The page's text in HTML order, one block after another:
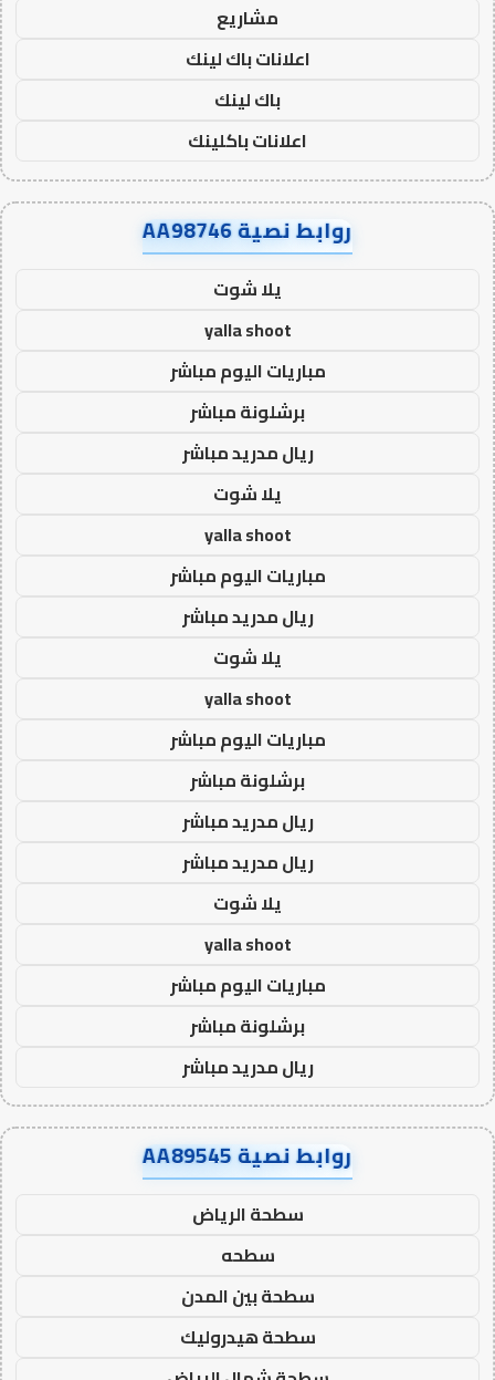
مشاريع
اعلانات باك لينك
باك لينك
اعلانات باكلينك
روابط نصية AA98746
يلا شوت
yalla shoot
مباريات اليوم مباشر
برشلونة مباشر
ريال مدريد مباشر
يلا شوت
yalla shoot
مباريات اليوم مباشر
ريال مدريد مباشر
يلا شوت
yalla shoot
مباريات اليوم مباشر
برشلونة مباشر
ريال مدريد مباشر
ريال مدريد مباشر
يلا شوت
yalla shoot
مباريات اليوم مباشر
برشلونة مباشر
ريال مدريد مباشر
روابط نصية AA89545
سطحة الرياض
سطحه
سطحة بين المدن
سطحة هيدروليك